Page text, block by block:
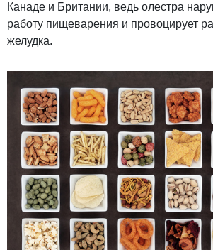
Канаде и Британии, ведь олестра
работу пищеварения и провоцирует
желудка.